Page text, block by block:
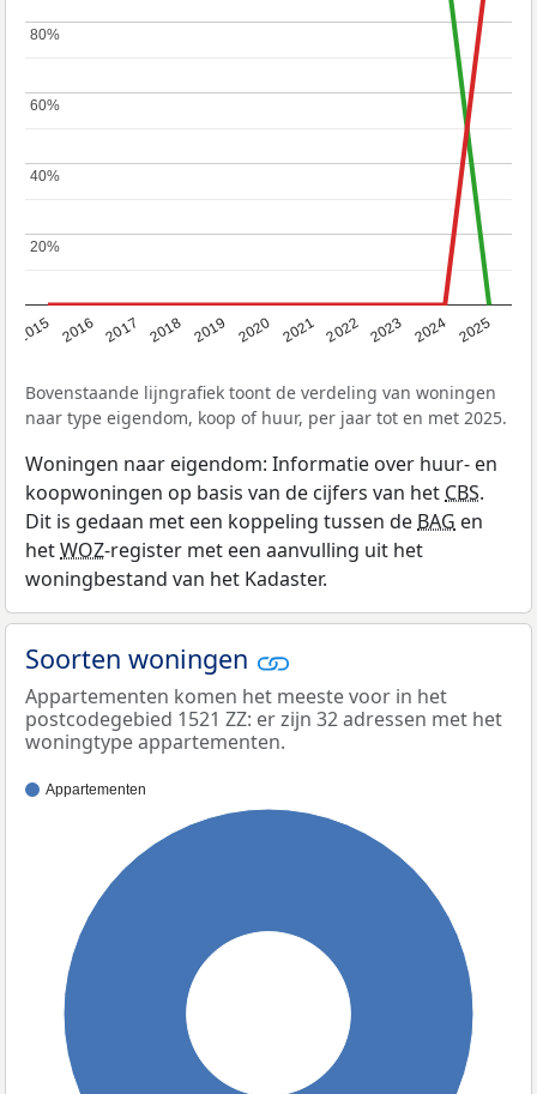
2015 2016 2017 2018 2019 2020 2021 2022 2023 2024 2025
20%
20%
40%
40%
60%
60%
80%
80%
Bovenstaande lijngrafiek toont de verdeling van woningen
naar type eigendom, koop of huur, per jaar tot en met 2025.
Woningen naar eigendom: Informatie over huur- en
koopwoningen op basis van de cijfers van hetCBS.
Dit is gedaan met een koppeling tussen deBAG en
hetWOZ-register met een aanvulling uit het
woningbestand van het Kadaster.
Soorten woningen
Appartementen komen het meeste voor in het
postcodegebied 1521 ZZ: er zijn 32 adressen met het
woningtype appartementen.
Appartementen